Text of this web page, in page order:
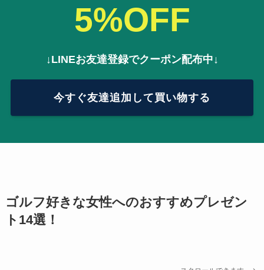
5%OFF
↓LINEお友達登録でクーポン配布中↓
今すぐ友達追加して買い物する
ゴルフ好きな女性へのおすすめプレゼン
ト14選！